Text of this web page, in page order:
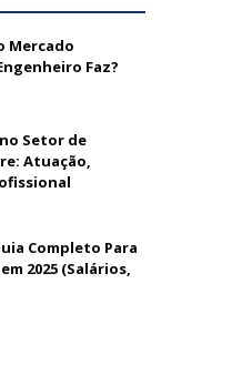
Mercado
Faz?
Setor de
Atuação,
Completo Para
2025 (Salários,